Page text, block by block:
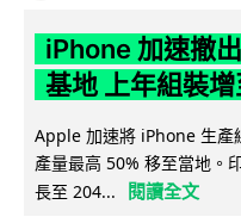
iPhone 加速撤
基地 上年組裝
Apple 加速將 iPhone 生產
產量最高 50% 移至當地。
長至 204...
閱讀全文